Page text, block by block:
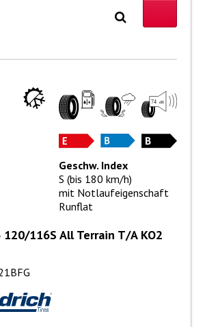
116S All Terrain T/A KO2
Geschw. Index
S (bis 180 km/h)
mit Notlaufeigenschaft
Runflat